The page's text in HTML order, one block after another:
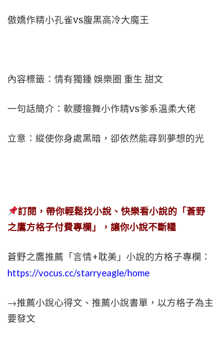
傲嬌作精小孔雀vs腹黑高冷大魔王
內容標籤：情有獨鍾 娛樂圈 重生 甜文
一句話簡介：軟腰擅舞小作精vs爹系溫柔大佬
立意：縱使你身處黑暗，卻依然能尋到夢想的光
訂閱，帶你輕鬆找小說、快樂看小說的「蒼野
之鷹方格子付費專欄」，讓你小說不斷糧
蒼野之鷹推薦「言情+耽美」小說的方格子專欄：
https://vocus.cc/starryeagle/home
→推薦小說心得文、推薦小說書單，以方格子為主
要發文